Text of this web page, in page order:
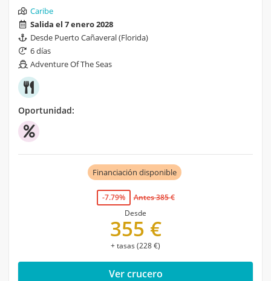
Caribe
Salida el 7 enero 2028
Desde Puerto Cañaveral (Florida)
6 días
Adventure Of The Seas
Oportunidad:
Financiación disponible
-7.79%
Antes 385 €
Desde
355 €
+ tasas (228 €)
Ver crucero